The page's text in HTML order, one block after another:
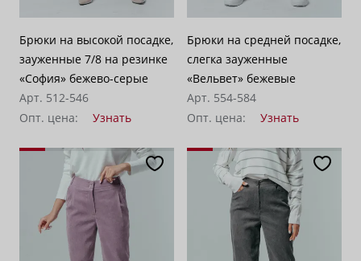
Брюки на высокой посадке,
зауженные 7/8 на резинке
«София» бежево-серые
Арт. 512-546
Опт. цена:
Узнать
Брюки на средней посадке,
слегка зауженные
«Вельвет» бежевые
Арт. 554-584
Опт. цена:
Узнать